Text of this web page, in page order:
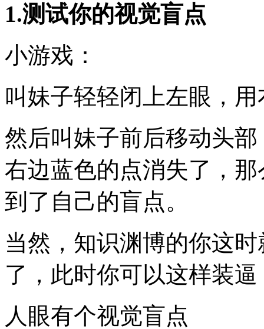
1.测试你的视觉盲点
小游戏：
叫妹子轻轻闭上左眼，
然后叫妹子前后移动头
右边蓝色的点消失了，
到了自己的盲点。
当然，知识渊博的你这
了，此时你可以这样装逼
人眼有个视觉盲点